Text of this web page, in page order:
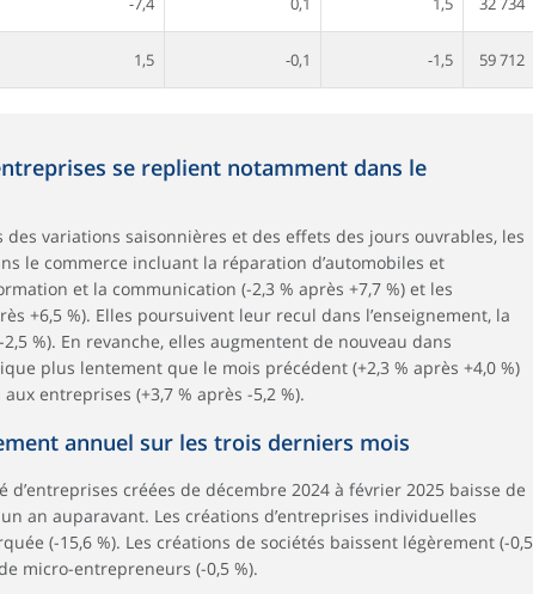
1,5 -0,1 -1,5 59 712
se replient notamment dans le
des variations saisonnières et des effets des jours ouvrables, les
le commerce incluant la réparation d’automobiles et
et la communication (-2,3 % après +7,7 %) et les
+6,5 %). Elles poursuivent leur recul dans l’enseignement, la
%). En revanche, elles augmentent de nouveau dans
plus lentement que le mois précédent (+2,3 % après +4,0 %)
entreprises (+3,7 % après -5,2 %).
annuel sur les trois derniers mois
créées de décembre 2024 à février 2025 baisse de
an auparavant. Les créations d’entreprises individuelles
(-15,6 %). Les créations de sociétés baissent légèrement (-0,5
micro-entrepreneurs (-0,5 %).